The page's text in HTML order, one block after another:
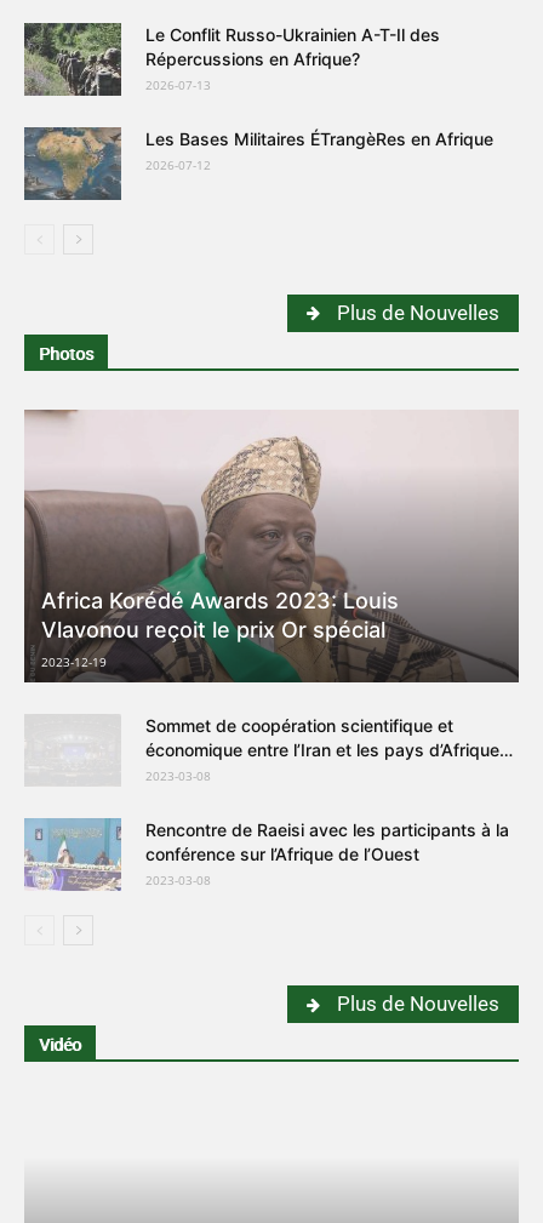
Le Conflit Russo-Ukrainien A-T-Il des
Répercussions en Afrique?
2026-07-13
Les Bases Militaires ÉTrangèRes en Afrique
2026-07-12
Plus de Nouvelles
Photos
Africa Korédé Awards 2023: Louis
Vlavonou reçoit le prix Or spécial
2023-12-19
Sommet de coopération scientifique et
économique entre l’Iran et les pays d’Afrique
de l’Ouest
2023-03-08
Rencontre de Raeisi avec les participants à la
conférence sur l’Afrique de l’Ouest
2023-03-08
Plus de Nouvelles
Vidéo